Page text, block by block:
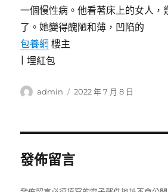
一個慢性病。他看著床上的女人，
了。她變得醜陋和薄，凹陷的
包養網 樓主
|埋紅包
作
admin
發
2022 年 7 月 8 日
發佈留言